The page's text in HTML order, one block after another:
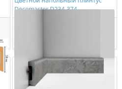
Decomaster D234-374